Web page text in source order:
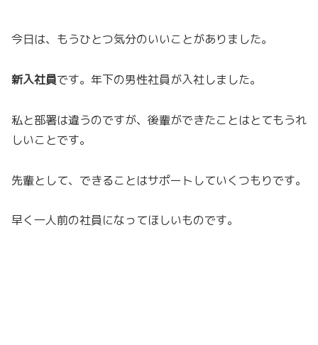
今日は、もうひとつ気分のいいことがありました。
新入社員です。年下の男性社員が入社しました。
私と部署は違うのですが、後輩ができたことはとてもうれ
しいことです。
先輩として、できることはサポートしていくつもりです。
早く一人前の社員になってほしいものです。